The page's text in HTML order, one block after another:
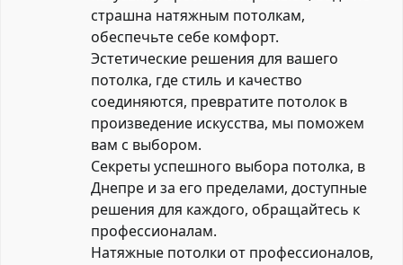
страшна натяжным потолкам,
обеспечьте себе комфорт.
Эстетические решения для вашего
потолка, где стиль и качество
соединяются, превратите потолок в
произведение искусства, мы поможем
вам с выбором.
Секреты успешного выбора потолка, в
Днепре и за его пределами, доступные
решения для каждого, обращайтесь к
профессионалам.
Натяжные потолки от профессионалов,